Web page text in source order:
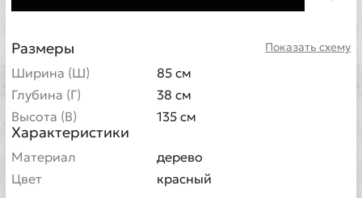
Показать схему
Размеры
Ширина (Ш)
85 см
Глубина (Г)
38 см
Высота (В)
135 см
Характеристики
Материал
дерево
Цвет
красный